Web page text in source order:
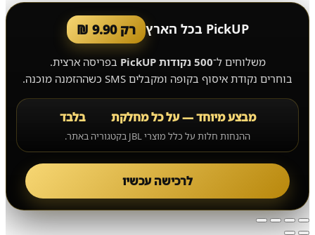
PickUP בכל הארץ רק 9.90 ₪
משלוחים ל־500 נקודות PickUP
בפריסה ארצית.
בוחרים נקודת איסוף בקופה ומקבלים SMS כשההזמנה מוכנה.
מבצע מיוחד — על כל מחלקת בלבד
ההנחות חלות על כלל מוצרי JBL בקטגוריה באתר.
לרכישה עכשיו